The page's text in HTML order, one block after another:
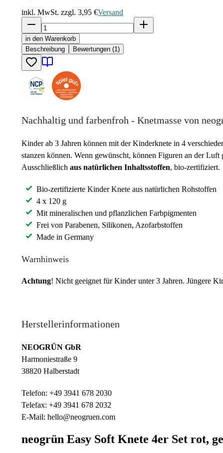
inkl. MwSt. zzgl. 3,95 €Versand
in den Warenkorb
Beschreibung
Bewertungen (1)
Nachhaltig und farbenfroh - Knetmasse von
Kinder ab 3 Jahren können mit der Kinderknete in 4
stanzen können. Wenn gewünscht, können Figuren an der
Ausschließlich aus natürlichen Inhaltsstoffen, bio-zertifiziert.
Bio-zertifizierte Kinder Knete aus natürlichen Rohstoffen
4 x 120 g
Mit mineralischen und pflanzlichen Farbpigmenten
Frei von Parabenen, Silikonen, Azofarbstoffen
Made in Germany
Warnhinweis
Achtung! Nicht geeignet für Kinder unter 3 Jahren. Jüngere
Herstellerinformationen
NEOGRÜN GbR
Harmoniestraße 9
38820 Halberstadt
Telefon: +49 3941 678 2030
Telefax: +49 3941 678 2032
E-Mail: hello@neogruen.com
neogrün Easy Soft Knete 4er Set rot,